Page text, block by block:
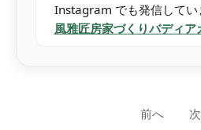
Instagram でも発信して
風雅匠房家づくりバディア
前へ